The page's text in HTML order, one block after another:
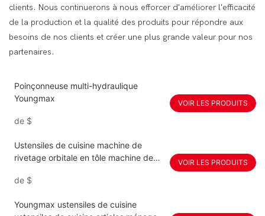
clients. Nous continuerons à nous efforcer d'améliorer l'efficacité
de la production et la qualité des produits pour répondre aux
besoins de nos clients et créer une plus grande valeur pour nos
partenaires.
Poinçonneuse multi-hydraulique
Youngmax
de $
VOIR LES PRODUITS
Ustensiles de cuisine machine de
rivetage orbitale en tôle machine de
de $
VOIR LES PRODUITS
Youngmax ustensiles de cuisine